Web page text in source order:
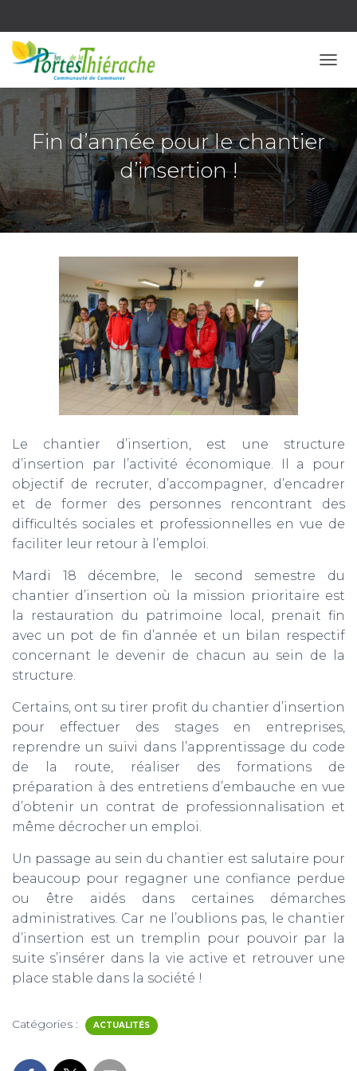
Fin d’année pour le chantier
d’insertion !
Le chantier d’insertion, est une structure
d’insertion par l’activité économique. Il a pour
objectif de recruter, d’accompagner, d’encadrer
et de former des personnes rencontrant des
difficultés sociales et professionnelles en vue de
faciliter leur retour à l’emploi.
Mardi 18 décembre, le second semestre du
chantier d’insertion où la mission prioritaire est
la restauration du patrimoine local, prenait fin
avec un pot de fin d’année et un bilan respectif
concernant le devenir de chacun au sein de la
structure.
Certains, ont su tirer profit du chantier d’insertion
pour effectuer des stages en entreprises,
reprendre un suivi dans l’apprentissage du code
de la route, réaliser des formations de
préparation à des entretiens d’embauche en vue
d’obtenir un contrat de professionnalisation et
même décrocher un emploi.
Un passage au sein du chantier est salutaire pour
beaucoup pour regagner une confiance perdue
ou être aidés dans certaines démarches
administratives. Car ne l’oublions pas, le chantier
d’insertion est un tremplin pour pouvoir par la
suite s’insérer dans la vie active et retrouver une
place stable dans la société !
Catégories : ACTUALITÉS